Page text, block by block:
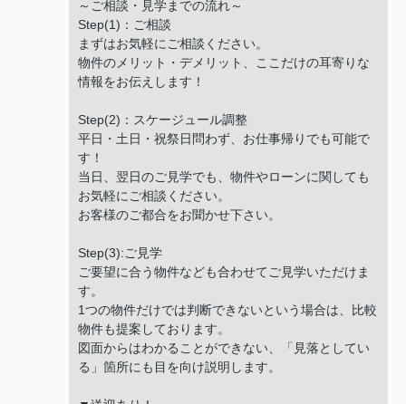
～ご相談・見学までの流れ～
Step(1)：ご相談
まずはお気軽にご相談ください。
物件のメリット・デメリット、ここだけの耳寄りな
情報をお伝えします！
Step(2)：スケージュール調整
平日・土日・祝祭日問わず、お仕事帰りでも可能で
す！
当日、翌日のご見学でも、物件やローンに関しても
お気軽にご相談ください。
お客様のご都合をお聞かせ下さい。
Step(3):ご見学
ご要望に合う物件なども合わせてご見学いただけま
す。
1つの物件だけでは判断できないという場合は、比較
物件も提案しております。
図面からはわかることができない、「見落としてい
る」箇所にも目を向け説明します。